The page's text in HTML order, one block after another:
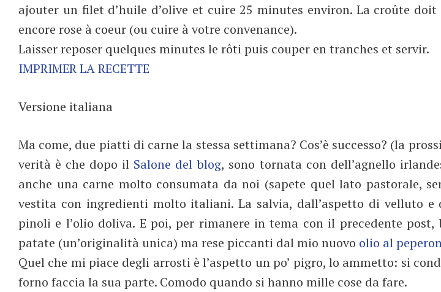
ajouter un filet d’huile d’olive et cuire 25 minutes environ. La croûte
encore rose à coeur (ou cuire à votre convenance).
Laisser reposer quelques minutes le rôti puis couper en tranches et servir.
IMPRIMER LA RECETTE
Versione italiana
Ma come, due piatti di carne la stessa settimana? Cos’è successo? (la
verità è che dopo il Salone del blog, sono tornata con dell’agnello
anche una carne molto consumata da noi (sapete quel lato pastorale,
vestita con ingredienti molto italiani. La salvia, dall’aspetto di velluto
pinoli e l’olio doliva. E poi, per rimanere in tema con il precedente post,
patate (un’originalità unica) ma rese piccanti dal mio nuovo olio al
Quel che mi piace degli arrosti è l’aspetto un po’ pigro, lo ammetto: si
forno faccia la sua parte. Comodo quando si hanno mille cose da fare.